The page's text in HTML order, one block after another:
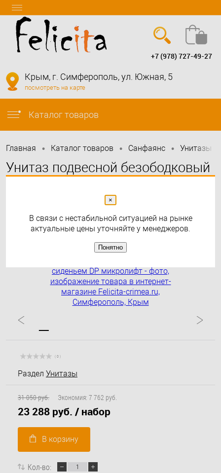
info@felicita-crimea.ru
+7 (978) 727-49-27
Крым, г. Симферополь, ул. Южная, 5
посмотреть на карте
Каталог товаров
Главная • Каталог товаров • Санфаянс • Унитазы
Унитаз подвесной безободковый
сиденьем DP микролифт
Распродажа
( 0 )
Раздел Унитазы
31 050 руб. Экономия: 7 762 руб.
23 288 руб. / набор
В корзину
Кол-во:
×
В связи с нестабильной ситуацией на рынке
актуальные цены уточняйте у менеджеров.
Понятно